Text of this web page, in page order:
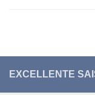
EXCELLENTE